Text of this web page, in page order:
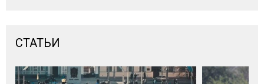
СТАТЬИ